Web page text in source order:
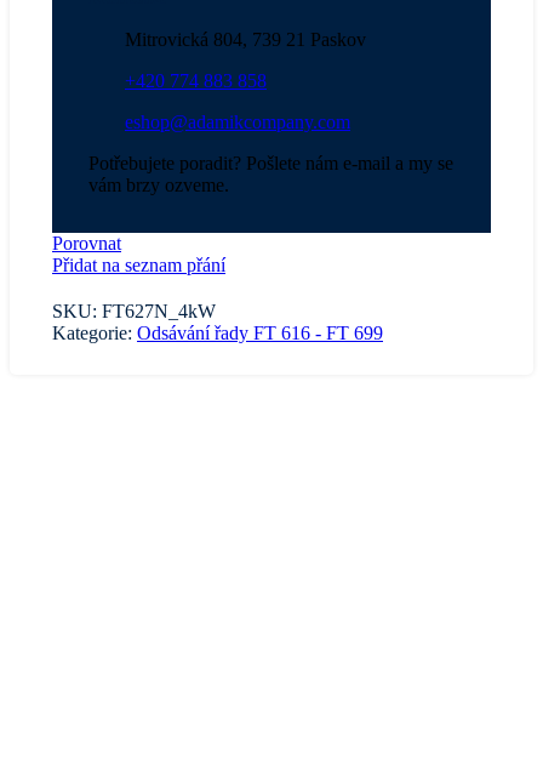
Mitrovická 804, 739 21 Paskov
+420 774 883 858
eshop@adamikcompany.com
Potřebujete poradit? Pošlete nám e-mail a my se
vám brzy ozveme.
Porovnat
Přidat na seznam přání
SKU: FT627N_4kW
Kategorie: Odsávání řady FT 616 - FT 699